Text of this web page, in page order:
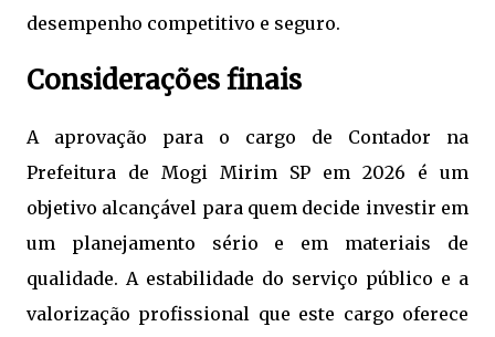
desempenho competitivo e seguro.
Considerações finais
A aprovação para o cargo de Contador na
Prefeitura de Mogi Mirim SP em 2026 é um
objetivo alcançável para quem decide investir em
um planejamento sério e em materiais de
qualidade. A estabilidade do serviço público e a
valorização profissional que este cargo oferece